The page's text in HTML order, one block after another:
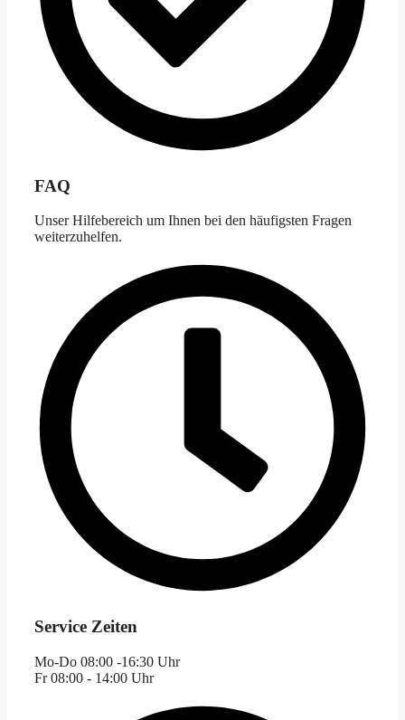
FAQ
Unser Hilfebereich um Ihnen bei den häufigsten Fragen
weiterzuhelfen.
Service Zeiten
Mo-Do 08:00 -16:30 Uhr
Fr 08:00 - 14:00 Uhr